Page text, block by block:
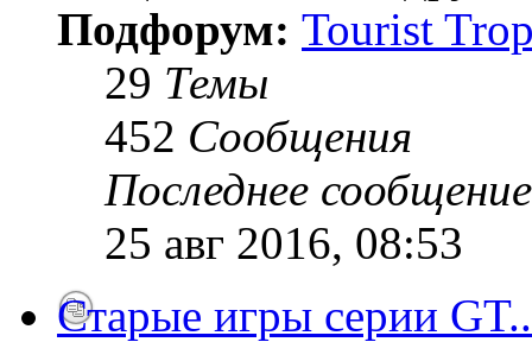
Подфорум: Tourist
29 Темы
452 Сообщения
Последнее сообщение
25 авг 2016, 08:53
Старые игры серии